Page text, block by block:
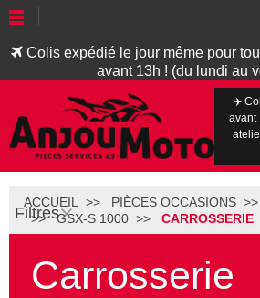
Colis expédié le jour même pour
avant 13h ! (du lundi au
✈️
avant
Filtres
ACCUEIL PIÈCES OCCASIONS
GSX-S 1000
CARROSSERIE
Carrosserie